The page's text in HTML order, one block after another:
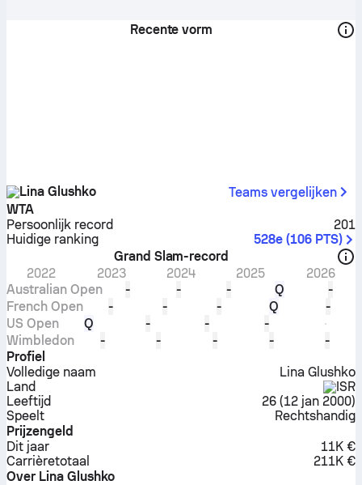
Recente vorm
Lina Glushko
Teams vergelijken
WTA
Persoonlijk record
201
Huidige ranking
528e (106 PTS)
Grand Slam-record
2022
2023 2024 2025
2026
Australian Open
- - - Q
-
French Open
- - - Q
-
US Open
Q - -
-
Wimbledon
- - - -
-
Profiel
Volledige naam
Lina Glushko
Land
ISR
Leeftijd
26 (12 jan 2000)
Speelt
Rechtshandig
Prijzengeld
Dit jaar
11K €
Carrière­totaal
211K €
Over Lina Glushko